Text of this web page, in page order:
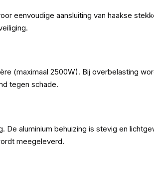
eenvoudige aansluiting van haakse
(maximaal 2500W). Bij overbelasting
tegen schade.
De aluminium behuizing is stevig en
meegeleverd.